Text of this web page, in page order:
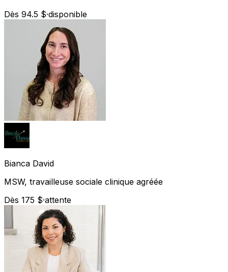
Dès 94.5 $·disponible
Bianca David
MSW, travailleuse sociale clinique agréée
Dès 175 $·attente